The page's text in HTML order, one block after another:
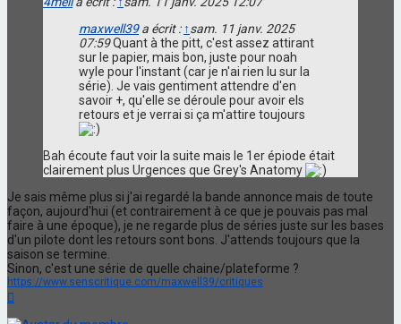
maxwell39a écrit : ↑sam. 11 janv. 2025
07:59Quant à the pitt, c'est assez attirant
sur le papier, mais bon, juste pour noah
wyle pour l'instant (car je n'ai rien lu sur la
série). Je vais gentiment attendre d'en
savoir +, qu'elle se déroule pour avoir els
retours et je verrai si ça m'attire toujours
Bah écoute faut voir la suite mais le 1er épiode était
clairement plus Urgences que Grey's Anatomy
Je sais même plus si j'ai regardé la bande annonce mais de toute
façon, aujourd'hui (et contrairement à ce que je pouvais pas mal
faire à une époque), je ne regarde plus de séries juste sur les bases
d'un pilote dont les retours sont bons. J'attends toujours que la
saison se termine.
Sinon, c'est une série de quelle chaine/plateforme ?
https://www.senscritique.com/maxwell39/critiques